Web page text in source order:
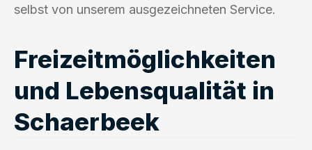
selbst von unserem ausgezeichneten Service.
Freizeitmöglichkeiten
und Lebensqualität in
Schaerbeek